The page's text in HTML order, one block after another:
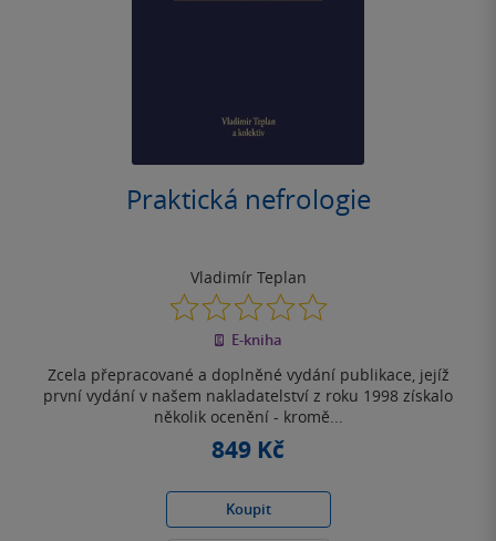
Praktická nefrologie
Vladimír Teplan
0.0
z
5
E-kniha
Zcela přepracované a doplněné vydání publikace, jejíž
první vydání v našem nakladatelství z roku 1998 získalo
několik ocenění - kromě...
849 Kč
Koupit